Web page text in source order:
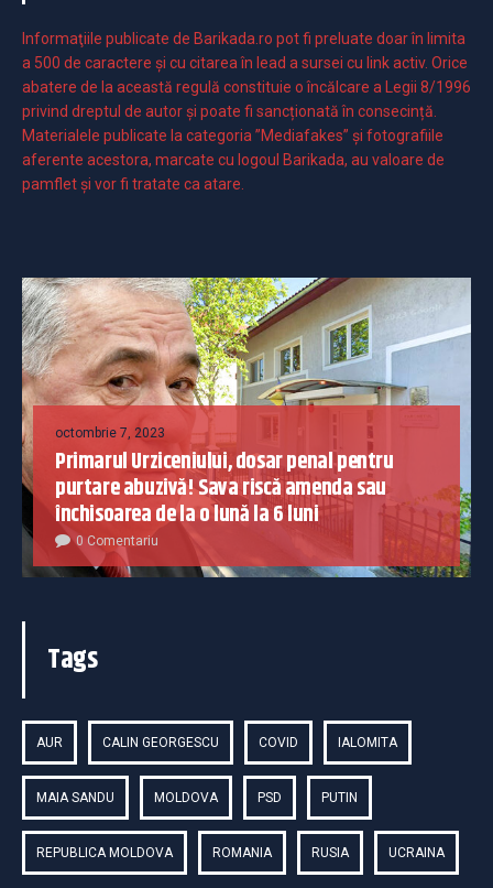
Informaţiile publicate de Barikada.ro pot fi preluate doar în limita
a 500 de caractere şi cu citarea în lead a sursei cu link activ. Orice
abatere de la această regulă constituie o încălcare a Legii 8/1996
privind dreptul de autor și poate fi sancționată în consecință.
Materialele publicate la categoria ”Mediafakes” și fotografiile
aferente acestora, marcate cu logoul Barikada, au valoare de
pamflet și vor fi tratate ca atare.
octombrie 7, 2023
Primarul Urziceniului, dosar penal pentru
purtare abuzivă! Sava riscă amenda sau
închisoarea de la o lună la 6 luni
0 Comentariu
Tags
AUR CALIN GEORGESCU COVID IALOMITA
MAIA SANDU MOLDOVA PSD PUTIN
REPUBLICA MOLDOVA ROMANIA RUSIA UCRAINA